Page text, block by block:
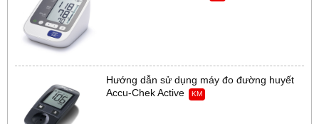
Hướng dẫn sử dụng máy đo đường huyết
Accu-Chek Active
KM